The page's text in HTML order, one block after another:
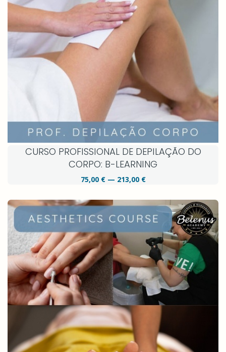
CURSO PROFISSIONAL DE DEPILAÇÃO DO
CORPO: B-LEARNING
75,00 € — 213,00 €